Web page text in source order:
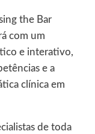
the Bar
com um
e interativo,
e a
clínica em
de toda